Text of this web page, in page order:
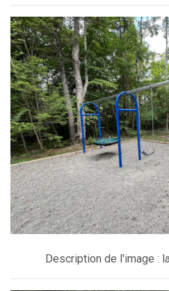
Description de l'image :